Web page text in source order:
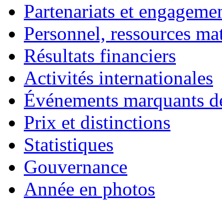
Partenariats et
Personnel, ressources
Résultats financiers
Activités internationales
Événements marquants
Prix et distinctions
Statistiques
Gouvernance
Année en photos